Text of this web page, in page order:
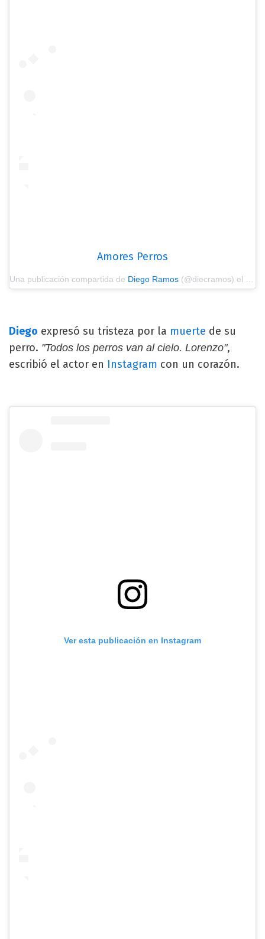
Amores Perros
Una publicación compartida de Diego Ramos (@diecramos) el
Diego expresó su tristeza por la muerte de su
perro. "Todos los perros van al cielo. Lorenzo",
escribió el actor en Instagram con un corazón.
Ver esta publicación en Instagram